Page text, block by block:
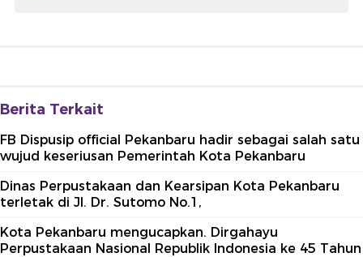
Berita Terkait
FB Dispusip official Pekanbaru hadir sebagai salah satu
wujud keseriusan Pemerintah Kota Pekanbaru
Dinas Perpustakaan dan Kearsipan Kota Pekanbaru
terletak di Jl. Dr. Sutomo No.1,
Kota Pekanbaru mengucapkan. Dirgahayu
Perpustakaan Nasional Republik Indonesia ke 45 Tahun